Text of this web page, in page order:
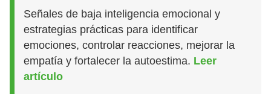
Señales de baja inteligencia emocional y
estrategias prácticas para identificar
emociones, controlar reacciones, mejorar la
empatía y fortalecer la autoestima. Leer
artículo